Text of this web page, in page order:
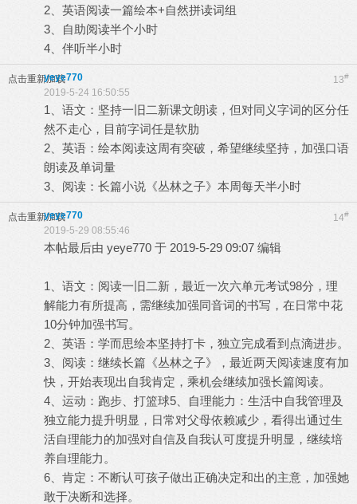
2、英语阅读一篇绘本+自然拼读词组
3、自助阅读半个小时
4、伴听半小时
点击重新加载 13#
yeye770
2019-5-24 16:50:55
1、语文：坚持一旧二新课文朗读，但对同义字词的区分任
然不走心，目前字词任是软肋
2、英语：绘本阅读这周有突破，希望继续坚持，加强口语
朗读及单词量
3、阅读：长篇小说《丛林之子》本周每天半小时
点击重新加载 14#
yeye770
2019-5-29 08:55:46
本帖最后由 yeye770 于 2019-5-29 09:07 编辑
1、语文：阅读一旧二新，最近一次六单元考试98分，理
解能力有所提高，需继续加强同音词的书写，在日常中花
10分钟加强书写。
2、英语：学而思绘本坚持打卡，独立完成看到点滴进步。
3、阅读：继续长篇《丛林之子》，最近两天阅读速度有加
快，开始表现出自我肯定，乘机会继续加强长篇阅读。
4、运动：跑步、打篮球5、自理能力：生活中自我管理及
独立能力提升明显，日常对父母依赖减少，看得出通过生
活自理能力的加强对自信及自我认可度提升明显，继续培
养自理能力。
6、肯定：不断认可孩子做出正确决定和出的主意，加强她
敢于决断和选择。